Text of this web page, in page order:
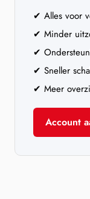
✔ Alles voor
✔ Minder
✔
✔ Sneller
✔ Meer
Account